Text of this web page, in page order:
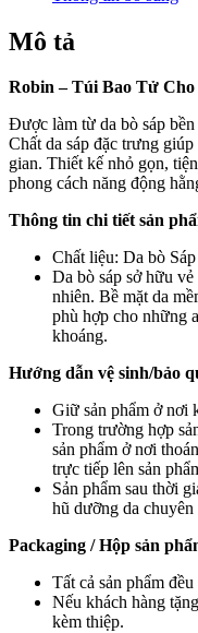
Mô tả
Robin – Túi Bao Tử
Được làm từ da bò sáp
Chất da sáp đặc trưng
gian. Thiết kế nhỏ gọn,
phong cách năng động
Thông tin chi tiết sản
Chất liệu: Da bò Sáp
Da bò sáp sở hữu
nhiên. Bề mặt da
phù hợp cho những
khoáng.
Hướng dẫn vệ sinh/bảo
Giữ sản phẩm ở nơi
Trong trường hợp
sản phẩm ở nơi
trực tiếp lên sản
Sản phẩm sau thời
hũ dưỡng da chuyên
Packaging / Hộp sản
Tất cả sản phẩm
Nếu khách hàng
kèm thiệp.